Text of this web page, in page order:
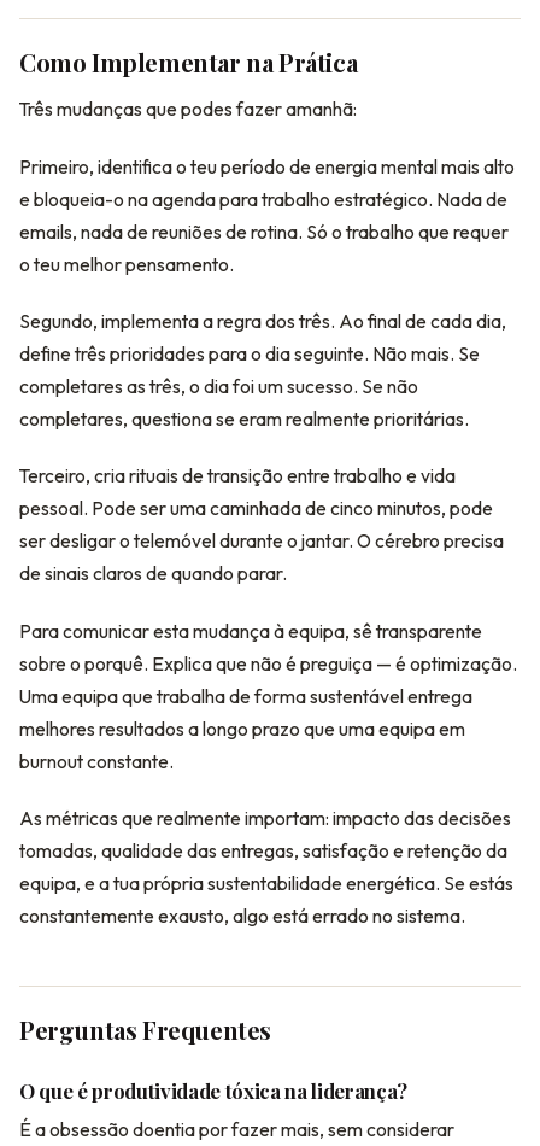
Como Implementar na Prática
Três mudanças que podes fazer amanhã:
Primeiro, identifica o teu período de energia mental mais alto
e bloqueia-o na agenda para trabalho estratégico. Nada de
emails, nada de reuniões de rotina. Só o trabalho que requer
o teu melhor pensamento.
Segundo, implementa a regra dos três. Ao final de cada dia,
define três prioridades para o dia seguinte. Não mais. Se
completares as três, o dia foi um sucesso. Se não
completares, questiona se eram realmente prioritárias.
Terceiro, cria rituais de transição entre trabalho e vida
pessoal. Pode ser uma caminhada de cinco minutos, pode
ser desligar o telemóvel durante o jantar. O cérebro precisa
de sinais claros de quando parar.
Para comunicar esta mudança à equipa, sê transparente
sobre o porquê. Explica que não é preguiça — é optimização.
Uma equipa que trabalha de forma sustentável entrega
melhores resultados a longo prazo que uma equipa em
burnout constante.
As métricas que realmente importam: impacto das decisões
tomadas, qualidade das entregas, satisfação e retenção da
equipa, e a tua própria sustentabilidade energética. Se estás
constantemente exausto, algo está errado no sistema.
Perguntas Frequentes
O que é produtividade tóxica na liderança?
É a obsessão doentia por fazer mais, sem considerar